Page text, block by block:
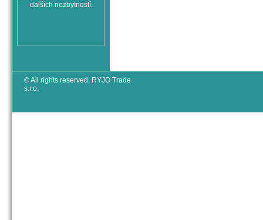
© All rights reserved, RYJO Trade
s.r.o.